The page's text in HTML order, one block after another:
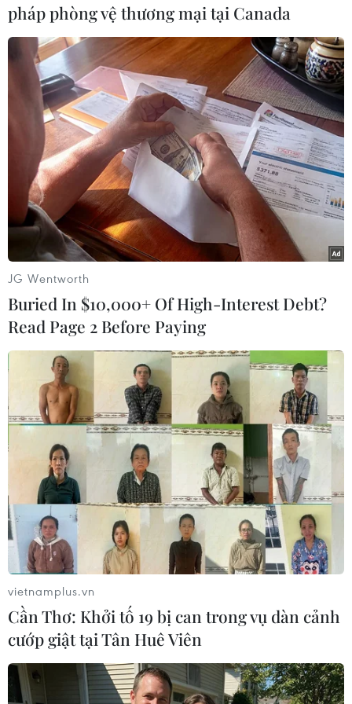
#Truy tìm cơ sở đổ trộm chất thải
#Ô nhiễm môi trường
#Sức khỏe người dân
#Sở Tài nguyên và Môi trường
Theo dõi VietnamPlus
TIN LIÊN QUAN
pháp phòng vệ thương mại tại Canada
JG Wentworth
Buried In $10,000+ Of High-Interest Debt?
Read Page 2 Before Paying
vietnamplus.vn
Cần Thơ: Khởi tố 19 bị can trong vụ dàn cảnh
cướp giật tại Tân Huê Viên